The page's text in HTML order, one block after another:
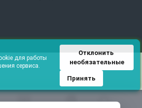
для работы
сервиса.
Отклонить
необязательные
Принять